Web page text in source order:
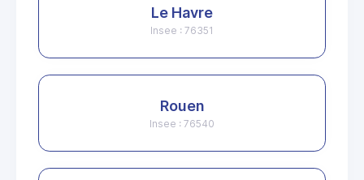
Le Havre
Insee : 76351
Rouen
Insee : 76540